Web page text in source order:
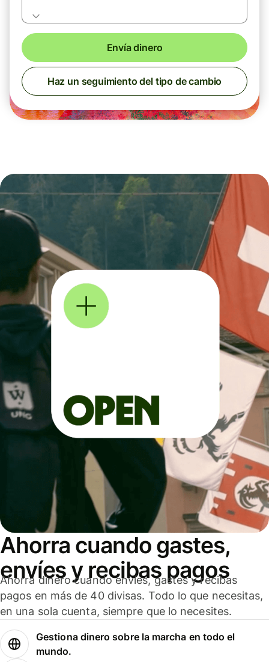
Envía dinero
Haz un seguimiento del tipo de cambio
Ahorra cuando gastes,
envíes y recibas pagos
Ahorra dinero cuando envíes, gastes y recibas
pagos en más de 40 divisas. Todo lo que necesitas,
en una sola cuenta, siempre que lo necesites.
Gestiona dinero sobre la marcha en todo el
mundo.